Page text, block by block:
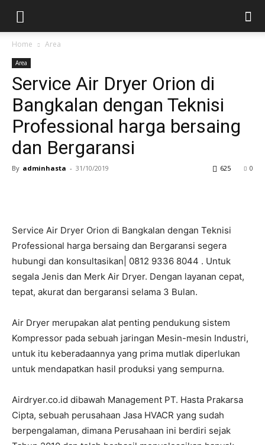
Home Area
Area
Service Air Dryer Orion di
Bangkalan dengan Teknisi
Professional harga bersaing
dan Bergaransi
By adminhasta - 31/10/2019 0
625
Service Air Dryer Orion di Bangkalan dengan Teknisi
Professional harga bersaing dan Bergaransi segera
hubungi dan konsultasikan| 0812 9336 8044 . Untuk
segala Jenis dan Merk Air Dryer. Dengan layanan cepat,
tepat, akurat dan bergaransi selama 3 Bulan.
Air Dryer merupakan alat penting pendukung sistem
Kompressor pada sebuah jaringan Mesin-mesin Industri,
untuk itu keberadaannya yang prima mutlak diperlukan
untuk mendapatkan hasil produksi yang sempurna.
Airdryer.co.id dibawah Management PT. Hasta Prakarsa
Cipta, sebuah perusahaan Jasa HVACR yang sudah
berpengalaman, dimana Perusahaan ini berdiri sejak